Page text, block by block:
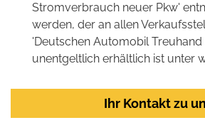
Stromverbrauch neuer Pkw'
werden, der an allen
'Deutschen Automobil Treuhand
unentgeltlich erhältlich ist unter
Ihr Kontakt zu